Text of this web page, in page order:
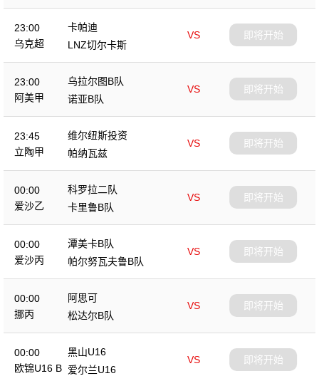
23:00
乌克超
卡帕迪
VS
LNZ切尔卡斯
即将开始
23:00
阿美甲
乌拉尔图B队
VS
诺亚B队
即将开始
23:45
立陶甲
维尔纽斯投资
VS
帕纳瓦兹
即将开始
00:00
爱沙乙
科罗拉二队
VS
卡里鲁B队
即将开始
00:00
爱沙丙
潭美卡B队
VS
帕尔努瓦夫鲁B队
即将开始
00:00
挪丙
阿思可
VS
松达尔B队
即将开始
00:00
欧锦U16 B
黑山U16
VS
爱尔兰U16
即将开始